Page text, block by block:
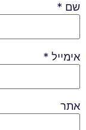
שם *
אימייל *
אתר